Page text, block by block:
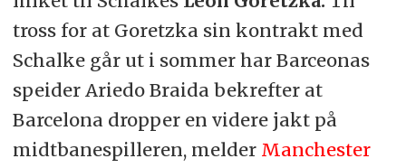
tross for at Goretzka sin kontrakt med
Schalke går ut i sommer har Barceonas
speider Ariedo Braida bekrefter at
Barcelona dropper en videre jakt på
midtbanespilleren, melder Manchester